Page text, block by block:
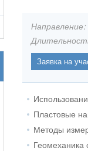
Направление:
Пластовые
Методы
Геомеханика